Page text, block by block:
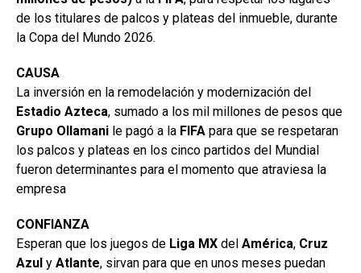
de los titulares de palcos y plateas del inmueble, durante
la Copa del Mundo 2026.
CAUSA
La inversión en la remodelación y modernización del
Estadio Azteca, sumado a los mil millones de pesos que
Grupo Ollamani le pagó a la FIFA para que se respetaran
los palcos y plateas en los cinco partidos del Mundial
fueron determinantes para el momento que atraviesa la
empresa
CONFIANZA
Esperan que los juegos de Liga MX del América, Cruz
Azul y Atlante, sirvan para que en unos meses puedan